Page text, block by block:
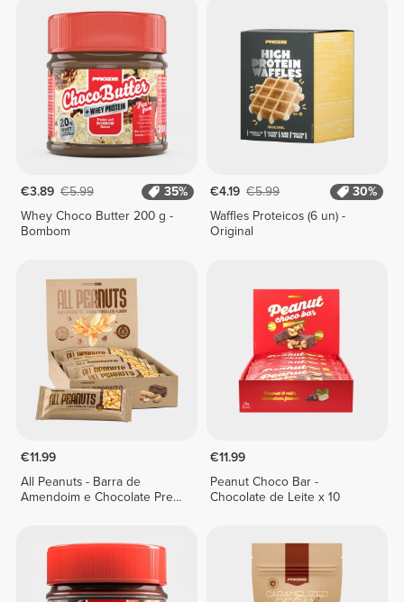
€3.89 €5.99
35%
Whey Choco Butter 200 g -
Bombom
€4.19 €5.99
30%
Waffles Proteicos (6 un) -
Original
€11.99
All Peanuts - Barra de
Amendoim e Chocolate Preto
€11.99
Peanut Choco Bar -
Chocolate de Leite x 10